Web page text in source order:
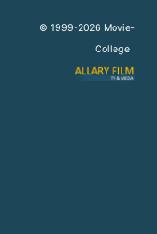
© 1999-2026 Movie-
College